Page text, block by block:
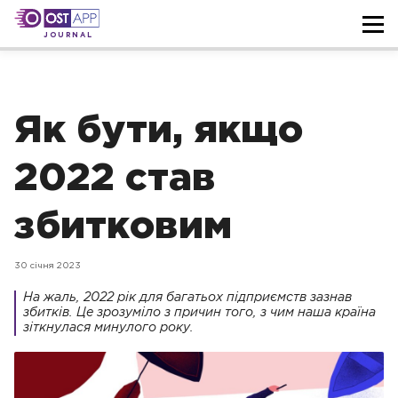
JOURNAL
Як бути, якщо
2022 став
збитковим
30 січня 2023
На жаль, 2022 рік для багатьох підприємств зазнав
збитків. Це зрозуміло з причин того, з чим наша країна
зіткнулася минулого року.